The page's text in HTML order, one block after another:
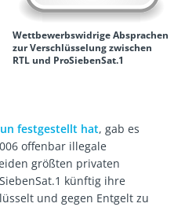
Wettbewerbswidrige Absprachen
zur Verschlüsselung zwischen
RTL und ProSiebenSat.1
festgestellt hat, gab es
offenbar illegale
größten privaten
künftig ihre
und gegen Entgelt zu